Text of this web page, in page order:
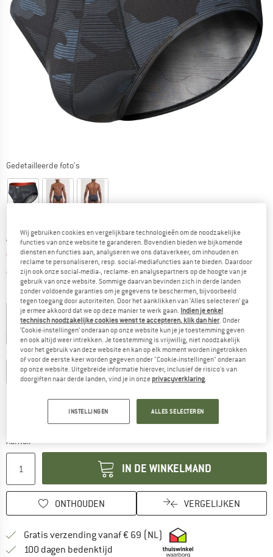
Gedetailleerde foto's
Oorspronkelijke prijs :
€ 25,95
Prijs:
€ 18,17 incl. BTW
excl. VerzendkostenInformatie over de verzendkosten. Opent in een
Kleur:Remote Camo / Faded Black
-30% -30%
Maat:XXL
S M L XL XXL
Levertijd: 3-5 werkdagenDe link wordt geopend in een infovak en bevat
Nog maar 1 stuk op voorraad!
Aantal:
IN DE WINKELMAND
ONTHOUDEN VERGELIJKEN
Gratis verzending vanaf € 69 (NL) Vind hier de
100 dagen bedenktijd Vind de betalingsinformatie hier!
Wij gebruiken cookies en vergelijkbare technologieën om de noodzakelijke
functies van onze website te garanderen. Bovendien bieden we bijkomende
diensten en functies aan, analyseren we ons dataverkeer, om inhouden en
reclame te personaliseren, resp. social-mediafuncties aan te bieden. Daardoor
zijn ook onze social-media-, reclame- en analysepartners op de hoogte van je
gebruik van onze website. Sommige daarvan bevinden zich in derde landen
zonder voldoende garanties om je gegevens te beschermen, bijvoorbeeld
tegen toegang door autoriteiten. Door het aanklikken van ‘Alles selecteren’ ga
je ermee akkoord dat we op deze manier te werk gaan. Indien je enkel
technisch noodzakelijke cookies wenst te accepteren, klik dan hier. Onder
‘Cookie-instellingen’ onderaan op onze website kun je je toestemming geven
en ook altijd weer intrekken. Je toestemming is vrijwillig, niet noodzakelijk
voor het gebruik van deze website en kan op elk moment worden ingetrokken
of voor de eerste keer worden gegeven onder "Cookie-instellingen" onderaan
op onze website. Uitgebreide informatie hierover, inclusief de risico's van
doorgiften naar derde landen, vind je in onze privacyverklaring.
INSTELLINGEN ALLES SELECTEREN